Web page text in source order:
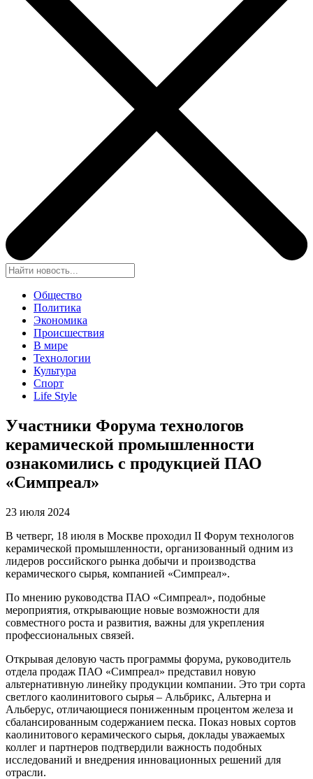
Общество
Политика
Экономика
Происшествия
В мире
Технологии
Культура
Спорт
Life Style
Участники Форума технологов
керамической промышленности
ознакомились с продукцией ПАО
«Симпреал»
23 июля 2024
В четверг, 18 июля в Москве проходил II Форум технологов
керамической промышленности, организованный одним из
лидеров российского рынка добычи и производства
керамического сырья, компанией «Симпреал».
По мнению руководства ПАО «Симпреал», подобные
мероприятия, открывающие новые возможности для
совместного роста и развития, важны для укрепления
профессиональных связей.
Открывая деловую часть программы форума, руководитель
отдела продаж ПАО «Симпреал» представил новую
альтернативную линейку продукции компании. Это три сорта
светлого каолинитового сырья – Альбрикс, Альтерна и
Альберус, отличающиеся пониженным процентом железа и
сбалансированным содержанием песка. Показ новых сортов
каолинитового керамического сырья, доклады уважаемых
коллег и партнеров подтвердили важность подобных
исследований и внедрения инновационных решений для
отрасли.